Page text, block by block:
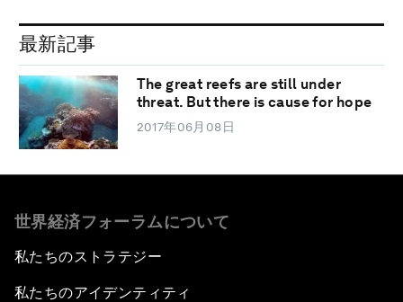
最新記事
The great reefs are still under
threat. But there is cause for hope
2017年06月08日
世界経済フォーラムについて
私たちのストラテジー
私たちのアイデンティティ